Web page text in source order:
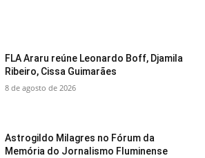
FLA Araru reúne Leonardo Boff, Djamila
Ribeiro, Cissa Guimarães
8 de agosto de 2026
Astrogildo Milagres no Fórum da
Memória do Jornalismo Fluminense